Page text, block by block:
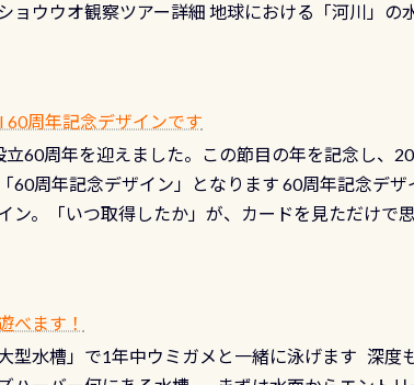
て事がないようにしっかり点検しましょう！ま
の「水漏れ検査代」が5,500円掛かります そこで
ライスーツの点検・オーバーホールを出して頂い
ニングだけでも出そうと思ってる方は、セット
ョウウオ観察ツアー詳細 地球における「河川」
間で開催しております 長良川ってどんな川？ 長
少ない、または無い川のこと）で岐阜県の郡上市
また2001年には「日本の水浴場88選」に全国で
あり十分ダイビングを楽しむことが出来ます 川
生している箇所などもあり、なかなか海では見ら
感です！ 特別天然記念物「オオサンショウウオ」
60周年記念デザインです
立60周年を迎えました。この節目の年を記念し、
60周年記念デザイン」となります 60周年記念デ
ン。「いつ取得したか」が、カードを見ただけで
分 【注意事項】※ PADI Freediver、Mermaid、
対象のディスティンクティブ・スペシャルティ、
べます！
型水槽」で1年中ウミガメと一緒に泳げます 深